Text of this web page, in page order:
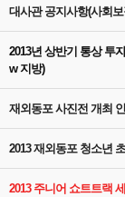
대사관 공지사항(사회
2013년 상반기 통상 투
w 지방)
재외동포 사진전 개최
2013 재외동포 청소년
2013 주니어 쇼트트랙